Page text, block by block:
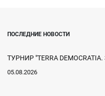
ПОСЛЕДНИЕ НОВОСТИ
ТУРНИР "TERRA
05.08.2026